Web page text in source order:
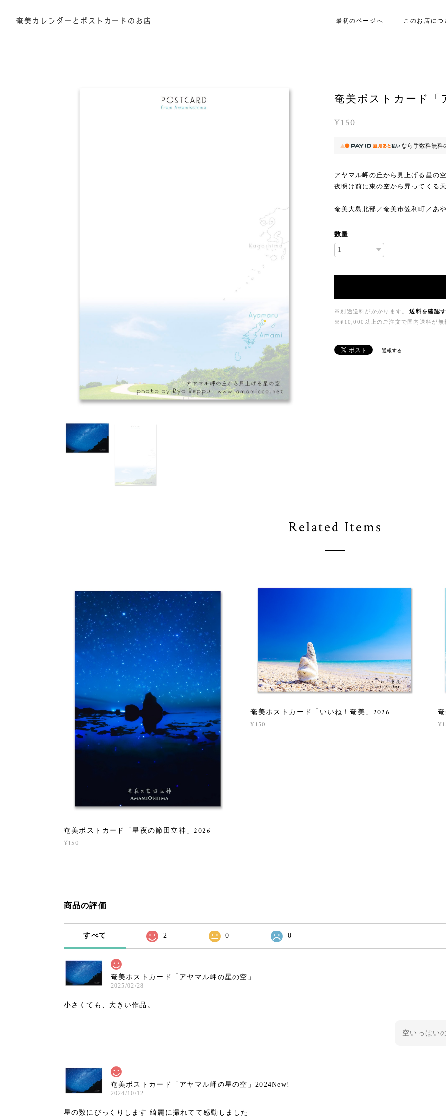
最初のページへ このお店につ
奄美ポストカード「
¥150
なら手数料無料
アヤマル岬の丘から見上げる星の空
夜明け前に東の空から昇ってくる天
奄美大島北部／奄美市笠利町／あ
数量
※別途送料がかかります。
送料を確認す
※¥10,000以上のご注文で国内送料が無
通報する
Related Items
奄美ポストカード「星夜の節田立神」2026
¥150
奄美ポストカード「いいね！奄美」2026
¥150
商品の評価
すべて 2 0 0
奄美ポストカード「アヤマル岬の星の空」
2025/02/28
小さくても、大きい作品。
空いっぱい
奄美ポストカード「アヤマル岬の星の空」2024New!
2024/10/12
星の数にびっくりします 綺麗に撮れてて感動しました